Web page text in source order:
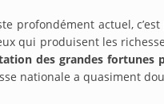
profondément actuel,
qui produisent les
des grandes
nationale a quasiment